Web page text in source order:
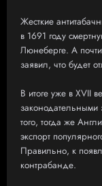
Жесткие
в 1691 году
Люнеберге. А
заявил, что будет
В итоге уже в XVII
законодательными
того, тогда же
экспорт
Правильно, к
контрабанде.